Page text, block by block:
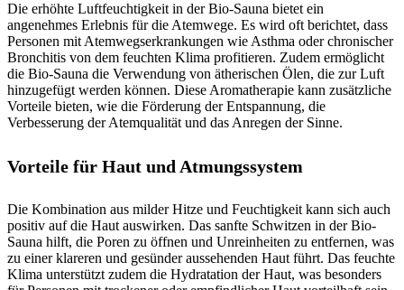
Die erhöhte Luftfeuchtigkeit in der Bio-Sauna bietet ein
angenehmes Erlebnis für die Atemwege. Es wird oft berichtet, dass
Personen mit Atemwegserkrankungen wie Asthma oder chronischer
Bronchitis von dem feuchten Klima profitieren. Zudem ermöglicht
die Bio-Sauna die Verwendung von ätherischen Ölen, die zur Luft
hinzugefügt werden können. Diese Aromatherapie kann zusätzliche
Vorteile bieten, wie die Förderung der Entspannung, die
Verbesserung der Atemqualität und das Anregen der Sinne.
Vorteile für Haut und Atmungssystem
Die Kombination aus milder Hitze und Feuchtigkeit kann sich auch
positiv auf die Haut auswirken. Das sanfte Schwitzen in der Bio-
Sauna hilft, die Poren zu öffnen und Unreinheiten zu entfernen, was
zu einer klareren und gesünder aussehenden Haut führt. Das feuchte
Klima unterstützt zudem die Hydratation der Haut, was besonders